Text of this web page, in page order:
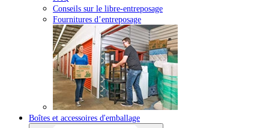
Conseils sur le libre-entreposage
Fournitures d’entreposage
Boîtes et accessoires d'emballage